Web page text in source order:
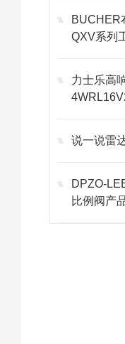
BUCHER
QXV系列
力士乐高
说一说雷
DPZO-
比例阀产